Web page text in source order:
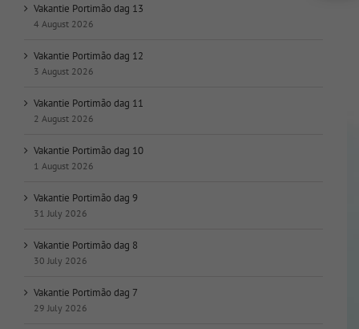
Vakantie Portimão dag 13
4 August 2026
Vakantie Portimão dag 12
3 August 2026
Vakantie Portimão dag 11
2 August 2026
Vakantie Portimão dag 10
1 August 2026
Vakantie Portimão dag 9
31 July 2026
Vakantie Portimão dag 8
30 July 2026
Vakantie Portimão dag 7
29 July 2026